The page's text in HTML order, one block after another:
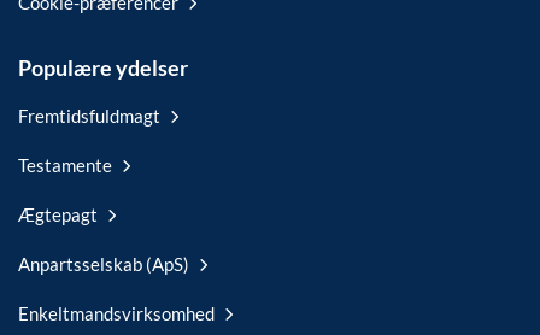
Populære ydelser
Fremtidsfuldmagt
Testamente
Ægtepagt
Anpartsselskab (ApS)
Enkeltmandsvirksomhed